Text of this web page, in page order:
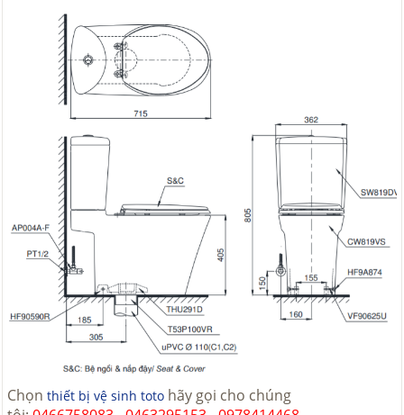
Chọn thiết bị vệ sinh toto hãy gọi cho chúng